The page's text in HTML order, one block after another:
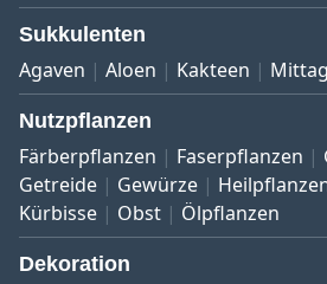
Sukkulenten
Agaven Aloen Kakteen
Nutzpflanzen
Färberpflanzen Faserpflanzen
Getreide
Gewürze
Kürbisse
Obst Ölpflanzen
Dekoration